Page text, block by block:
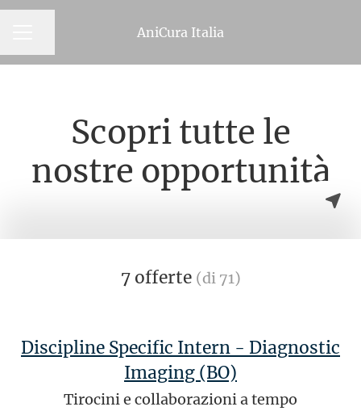
AniCura Italia
Condividi la pagina
Scopri tutte le
nostre opportunità
7 offerte (di 71)
Discipline Specific Intern - Diagnostic
Imaging (BO)
Tirocini e collaborazioni a tempo